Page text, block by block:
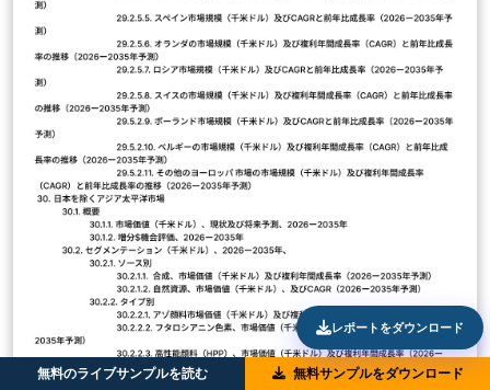
無料のライブサンプルを読む 無料サンプルをダウンロード
レポートをダウンロード